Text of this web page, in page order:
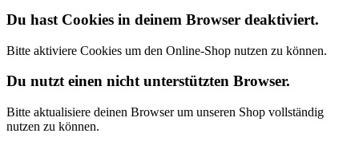
Du hast Cookies in deinem Browser deaktiviert.
Bitte aktiviere Cookies um den Online-Shop nutzen zu können.
Du nutzt einen nicht unterstützten Browser.
Bitte aktualisiere deinen Browser um unseren Shop vollständig
nutzen zu können.